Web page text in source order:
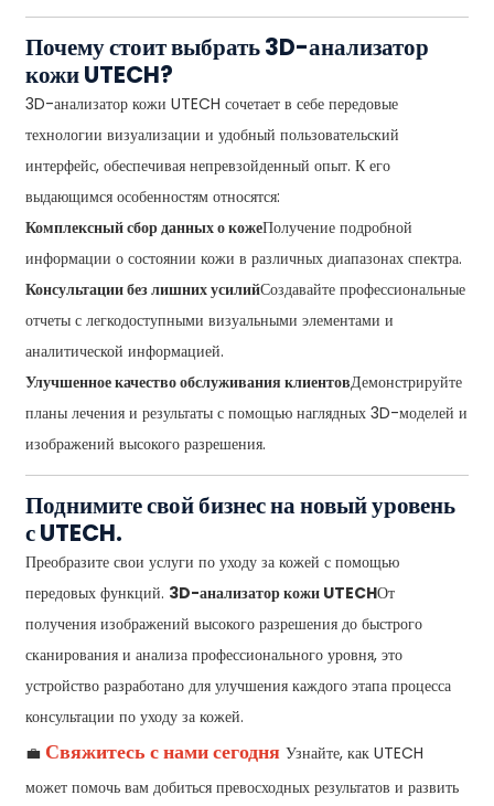
Почему стоит выбрать 3D-анализатор
кожи UTECH?
3D-анализатор кожи UTECH сочетает в себе передовые
технологии визуализации и удобный пользовательский
интерфейс, обеспечивая непревзойденный опыт. К его
выдающимся особенностям относятся:
Комплексный сбор данных о кожеПолучение подробной
информации о состоянии кожи в различных диапазонах спектра.
Консультации без лишних усилийСоздавайте профессиональные
отчеты с легкодоступными визуальными элементами и
аналитической информацией.
Улучшенное качество обслуживания клиентовДемонстрируйте
планы лечения и результаты с помощью наглядных 3D-моделей и
изображений высокого разрешения.
Поднимите свой бизнес на новый уровень
с UTECH.
Преобразите свои услуги по уходу за кожей с помощью
передовых функций. 3D-анализатор кожи UTECHОт
получения изображений высокого разрешения до быстрого
сканирования и анализа профессионального уровня, это
устройство разработано для улучшения каждого этапа процесса
консультации по уходу за кожей.
💼 Свяжитесь с нами сегодня Узнайте, как UTECH
может помочь вам добиться превосходных результатов и развить